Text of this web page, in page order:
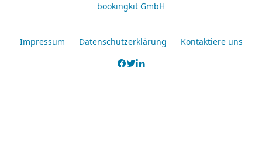
bookingkit GmbH
Impressum Datenschutzerklärung Kontaktiere uns